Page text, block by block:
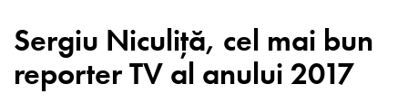
Sergiu Niculiță, cel mai bun
reporter TV al anului 2017